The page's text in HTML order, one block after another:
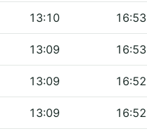
13:10 16:53
13:09 16:53
13:09 16:52
13:09 16:52